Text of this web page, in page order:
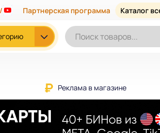
/ Партнерская программа Каталог
Реклама в магазине